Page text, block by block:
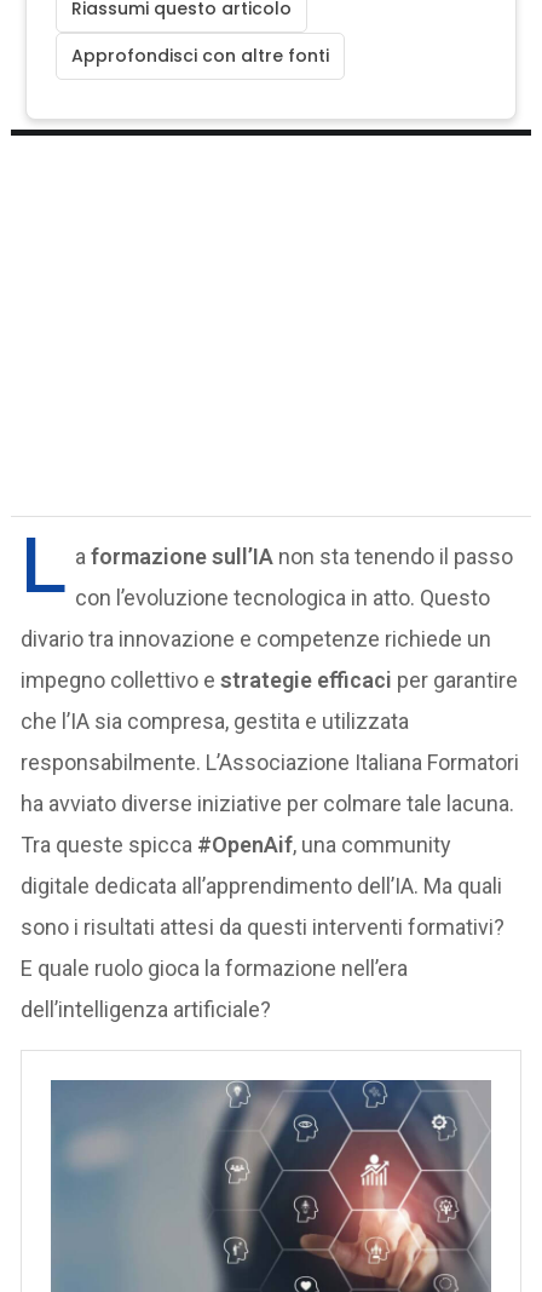
Riassumi questo articolo
Approfondisci con altre fonti
L aformazione sull’IA non sta tenendo il passo
con l’evoluzione tecnologica in atto. Questo
divario tra innovazione e competenze richiede un
impegno collettivo e strategie efficaci per garantire
che l’IA sia compresa, gestita e utilizzata
responsabilmente. L’Associazione Italiana Formatori
ha avviato diverse iniziative per colmare tale lacuna.
Tra queste spicca #OpenAif, una community
digitale dedicata all’apprendimento dell’IA. Ma quali
sono i risultati attesi da questi interventi formativi?
E quale ruolo gioca la formazione nell’era
dell’intelligenza artificiale?